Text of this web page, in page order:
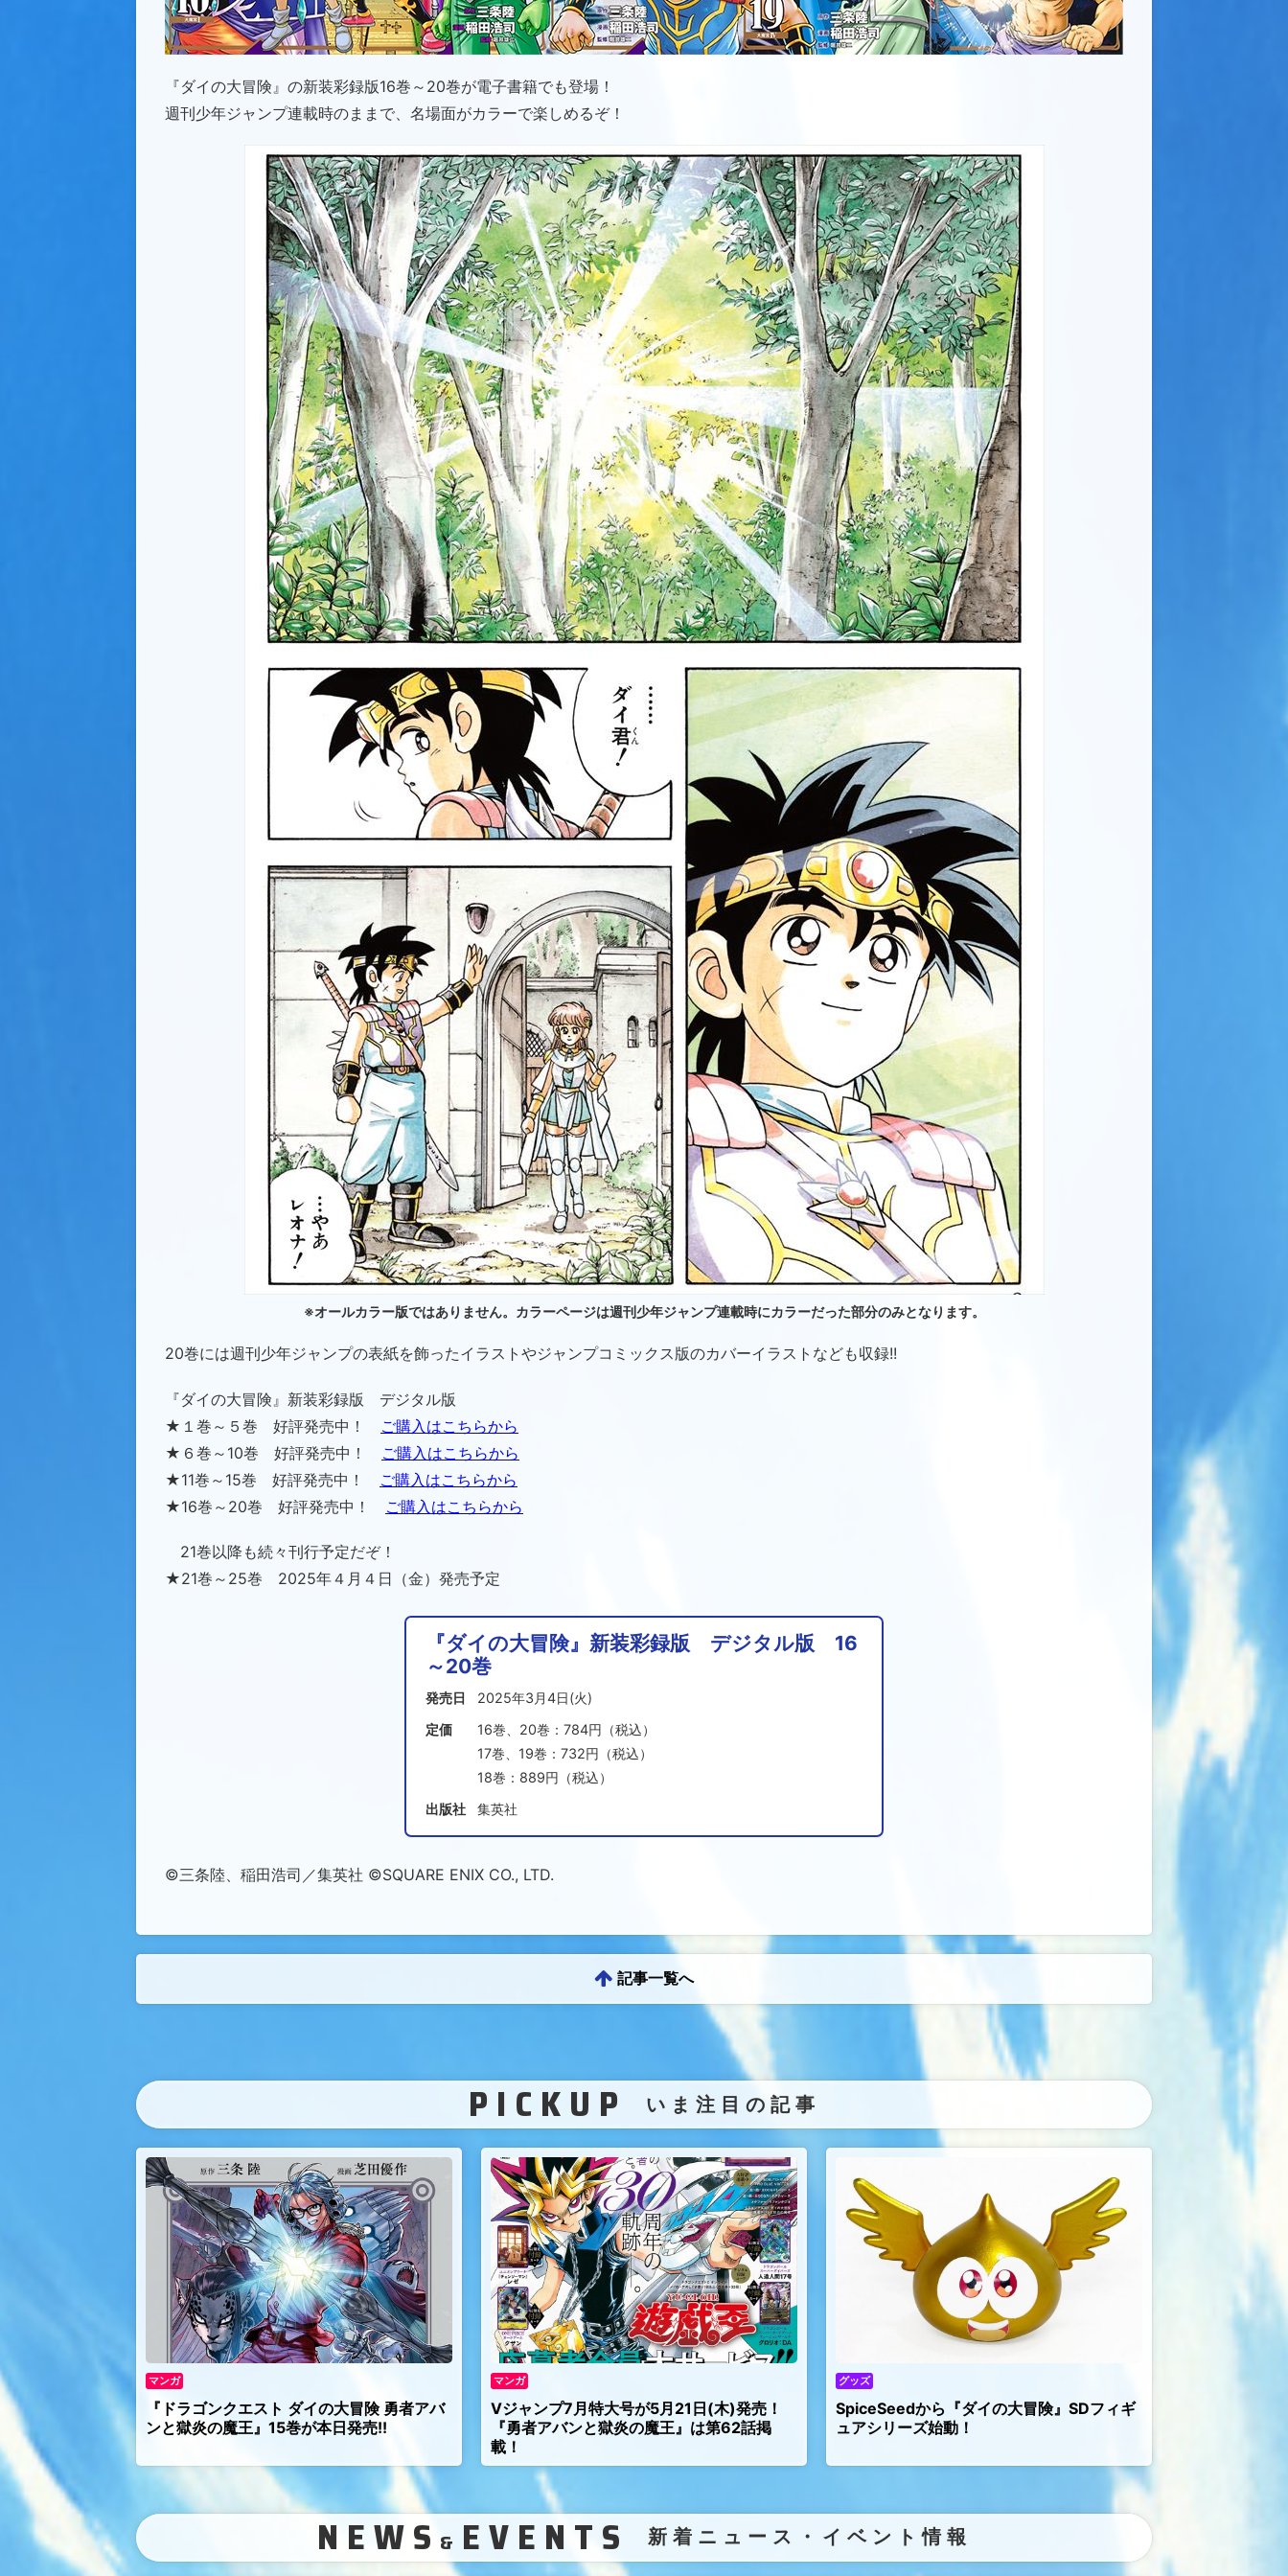
『ダイの大冒険』の新装彩録版16巻～20巻が電子書籍でも登場！
週刊少年ジャンプ連載時のままで、名場面がカラーで楽しめるぞ！
※オールカラー版ではありません。カラーページは週刊少年ジャンプ連載時にカラーだった部分のみとなります。
20巻には週刊少年ジャンプの表紙を飾ったイラストやジャンプコミックス版のカバーイラストなども収録!!
『ダイの大冒険』新装彩録版 デジタル版
★１巻～５巻 好評発売中！ ご購入はこちらから
★６巻～10巻 好評発売中！ ご購入はこちらから
★11巻～15巻 好評発売中！ ご購入はこちらから
★16巻～20巻 好評発売中！ ご購入はこちらから
21巻以降も続々刊行予定だぞ！
★21巻～25巻 2025年４月４日（金）発売予定
『ダイの大冒険』新装彩録版 デジタル版 16
～20巻
発売日
2025年3月4日(火)
定価
16巻、20巻：784円（税込）
17巻、19巻：732円（税込）
18巻：889円（税込）
出版社
集英社
©三条陸、稲田浩司／集英社 ©SQUARE ENIX CO., LTD.
記事一覧へ
PICKUP （
いま注目の記事
）
マンガ
『ドラゴンクエスト ダイの大冒険 勇者アバ
ンと獄炎の魔王』15巻が本日発売!!
マンガ
Vジャンプ7月特大号が5月21日(木)発売！
『勇者アバンと獄炎の魔王』は第62話掲
載！
グッズ
SpiceSeedから『ダイの大冒険』SDフィギ
ュアシリーズ始動！
NEWS & EVENTS （
新着ニュース・イベント情報
）